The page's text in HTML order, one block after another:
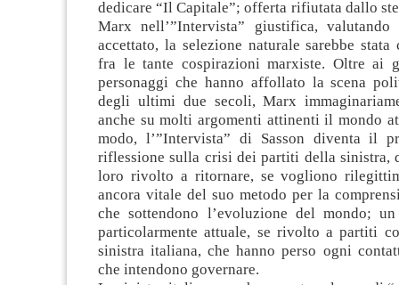
dedicare “Il Capitale”; offerta rifiutata dallo
Marx nell’”Intervista” giustifica, valutando
accettato, la selezione naturale sarebbe stata
fra le tante cospirazioni marxiste. Oltre ai
personaggi che hanno affollato la scena
degli ultimi due secoli, Marx
anche su molti argomenti attinenti il mondo
modo, l’”Intervista” di Sasson diventa il
riflessione sulla crisi dei partiti della sinistra,
loro rivolto a ritornare, se vogliono
ancora vitale del suo metodo per la
che sottendono l’evoluzione del mondo;
particolarmente attuale, se rivolto a partiti
sinistra italiana, che hanno perso ogni
che intendono governare.